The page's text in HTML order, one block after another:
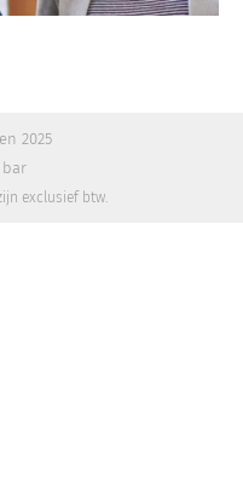
2025
bar
exclusief btw.